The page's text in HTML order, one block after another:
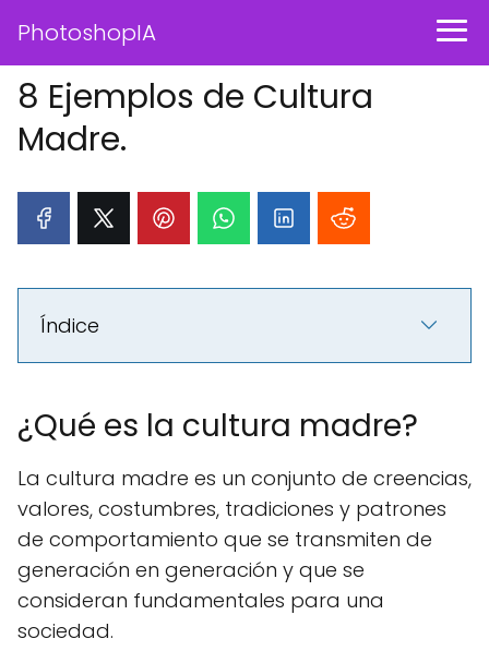
PhotoshopIA
8 Ejemplos de Cultura
Madre.
Índice
¿Qué es la cultura madre?
La cultura madre es un conjunto de creencias,
valores, costumbres, tradiciones y patrones
de comportamiento que se transmiten de
generación en generación y que se
consideran fundamentales para una
sociedad.